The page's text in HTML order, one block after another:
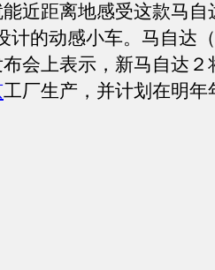
近距离地感受这款马自
计的动感小车。马自达
会上表示，新马自达２
工厂生产，并计划在明年